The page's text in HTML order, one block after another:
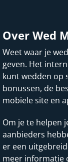
Over Wed
Weet waar je
geven. Het
kunt wedden op
bonussen, de
mobiele site en
Om je te helpen
aanbieders
er een
meer informatie